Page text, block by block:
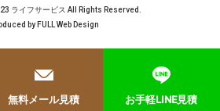
ライフサービス All Rights Reserved.
by FULL Web Design
無料メール見積 お手軽LINE見積